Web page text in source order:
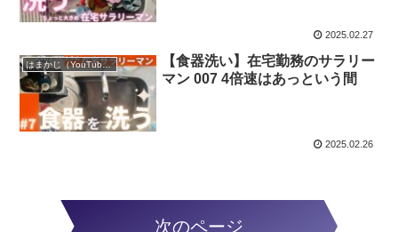
2025.02.27
はまかじ（YouTube）
【食器洗い】在宅勤務のサラリー
マン 007 4倍速はあっという間
2025.02.26
次のページ